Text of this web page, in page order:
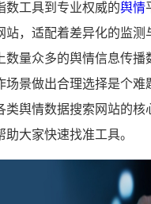
数工具到专业权威的舆情
站，适配着差异化的监测
数量众多的舆情信息传播
场景做出合理选择是个难
类舆情数据搜索网站的核
大家快速找准工具。